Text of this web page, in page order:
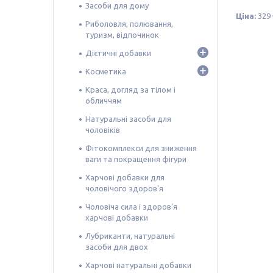
Ціна: 329
Засоби для дому
Риболовля, полювання,
туризм, відпочинок
Дієтичні добавки
Косметика
Краса, догляд за тілом і
обличчям
Натуральні засоби для
чоловіків
Фітокомплекси для зниження
ваги та покращення фігури
Харчові добавки для
чоловічого здоров'я
Чоловіча сила і здоров'я
харчові добавки
Лубриканти, натуральні
засоби для двох
Харчові натуральні добавки